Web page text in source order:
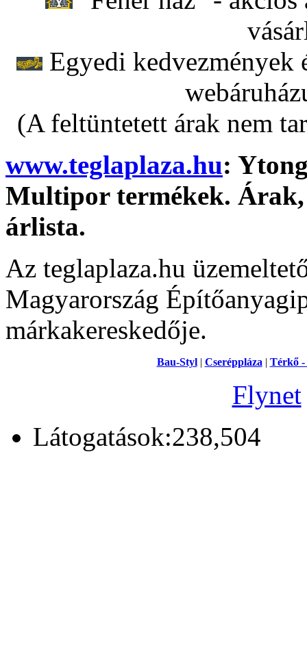
Egyedi kedvezmények
(A feltüntetett árak nem
www.teglaplaza.hu:
Multipor termékek. Árak,
árlista.
Az teglaplaza.hu
Magyarország
márkakereskedője.
Bau-Styl| Cseréppláza | Térkő -
Flynet
Látogatások:238,504